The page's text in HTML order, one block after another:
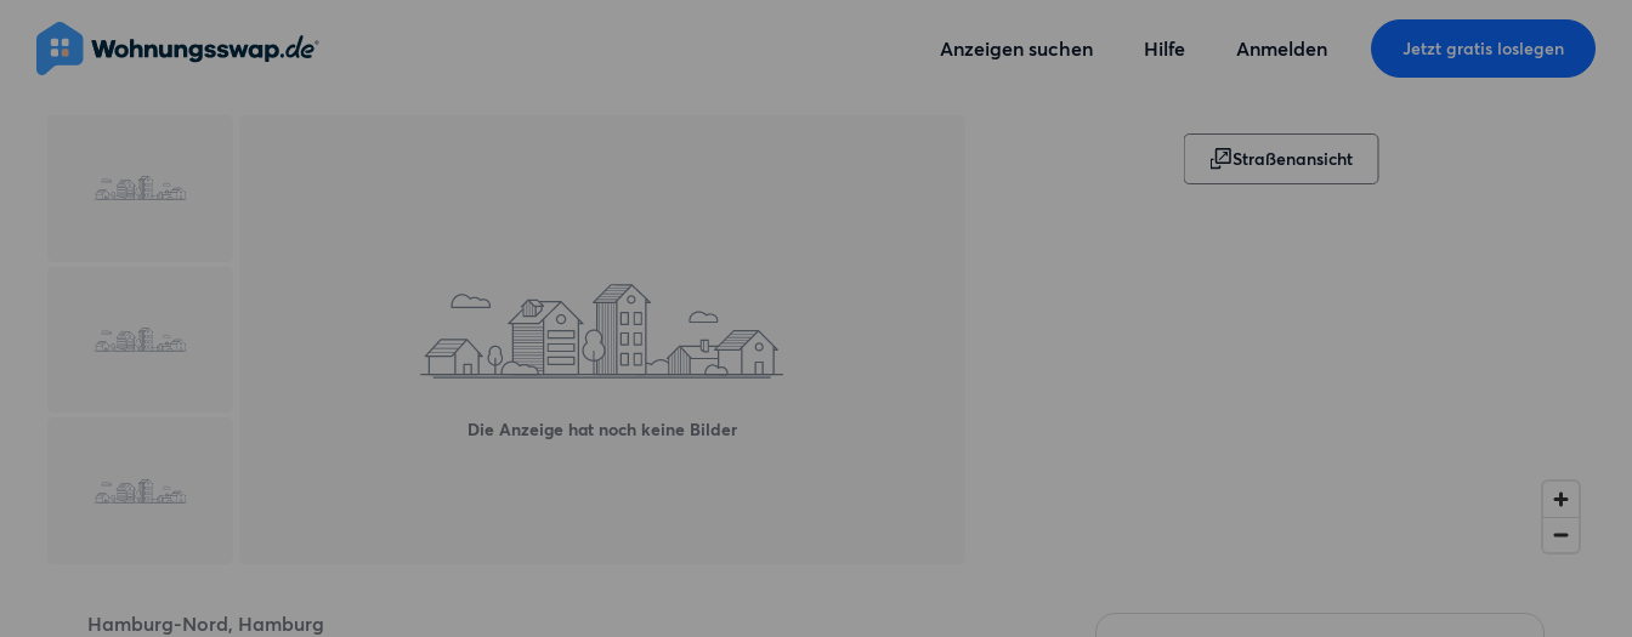
Anzeigen suchen Hilfe Anmelden Jetzt gratis loslegen
Die Anzeige hat noch keine Bilder
Straßenansicht
Hamburg-Nord, Hamburg